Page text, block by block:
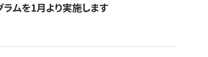
ムを1月より実施します